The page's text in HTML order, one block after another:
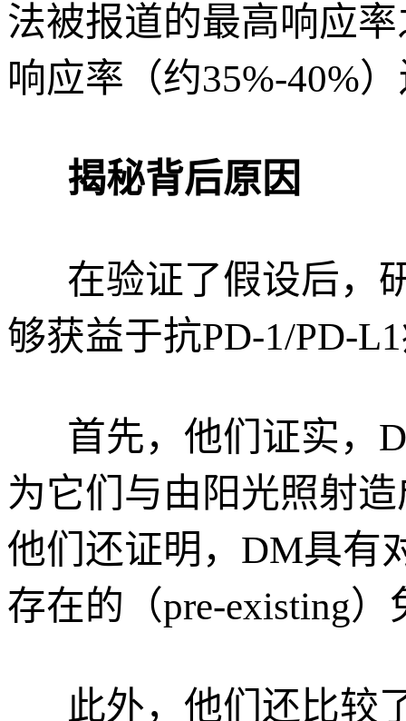
法被报道的最高响应
响应率（约35%-40%
揭秘背后原因
在验证了假设后，
够获益于抗PD-1/PD-
首先，他们证实，
为它们与由阳光照射
他们还证明，DM具有
存在的（pre-existing
此外，他们还比较